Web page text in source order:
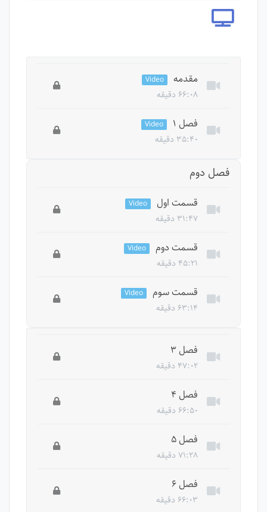
مقدمه Video
۶۶:۰۸ دقیقه
این درس خصوصی است، برای دسترسی به تمام
درس ها باید دوره را بخرید.
فصل ۱ Video
۳۵:۴۰ دقیقه
درس ها باید دوره را بخرید.
فصل دوم
قسمت اول Video
۳۱:۴۷ دقیقه
این درس خصوصی است، برای دسترسی به تمام
درس ها باید دوره را بخرید.
قسمت دوم Video
۴۵:۲۱ دقیقه
این درس خصوصی است، برای دسترسی به تمام
درس ها باید دوره را بخرید.
قسمت سوم Video
۶۳:۱۴ دقیقه
درس ها باید دوره را بخرید.
فصل ۳
۴۷:۰۲ دقیقه
این درس خصوصی است، برای دسترسی به تمام
درس ها باید دوره را بخرید.
فصل ۴
۶۶:۵۰ دقیقه
این درس خصوصی است، برای دسترسی به تمام
درس ها باید دوره را بخرید.
فصل ۵
۷۱:۲۸ دقیقه
این درس خصوصی است، برای دسترسی به تمام
درس ها باید دوره را بخرید.
فصل ۶
۶۶:۰۳ دقیقه